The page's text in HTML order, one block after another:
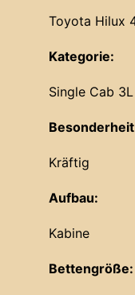
Toyota Hilux
Kategorie:
Single Cab 3L
Kräftig
Aufbau:
Kabine
Bettengröße: